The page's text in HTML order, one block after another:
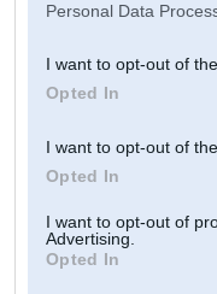
Personal Data
I want to opt-out of
Opted In
I want to opt-out of
Opted In
I want to opt-out of
Advertising.
Opted In